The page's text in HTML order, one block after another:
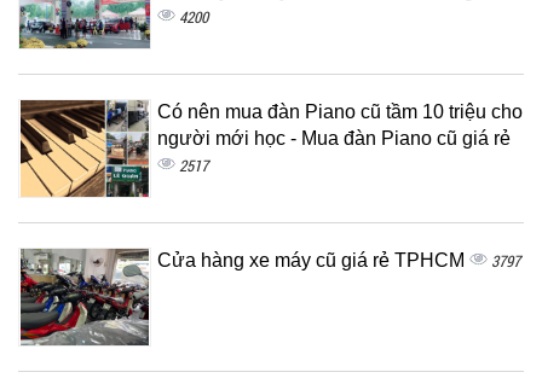
4200
Có nên mua đàn Piano cũ tầm 10 triệu cho
người mới học - Mua đàn Piano cũ giá rẻ
2517
Cửa hàng xe máy cũ giá rẻ TPHCM 3797